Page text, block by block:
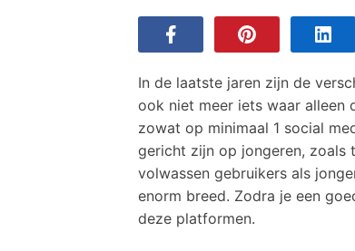
In de laatste jaren zijn de
ook niet meer iets waar alleen
zowat op minimaal 1 social
gericht zijn op jongeren, zoals
volwassen gebruikers als
enorm breed. Zodra je een
deze platformen.